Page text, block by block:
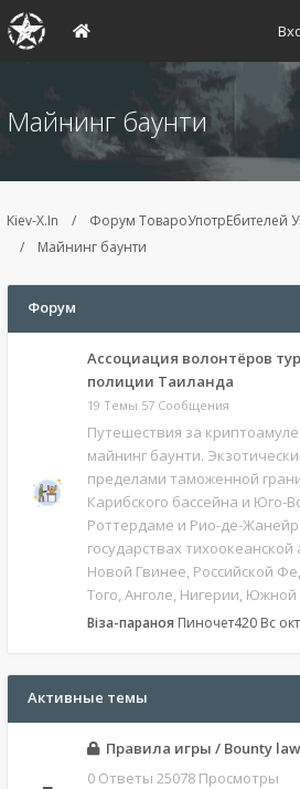
Майнинг баунти
Kiev-X.In
Форум ТовароУпотрЕбителей
Майнинг баунти
Форум
Ассоциация волонтёров
полиции Таиланда
19 Темы 57 Сообщения
Путешествия за
майнинг баунти.
пределами таможенной
Карибского бассейна и Юго-
Роттердаме и Рио-де-
государствах
Новой Гвинее, Российской
Того, Анголе, Нигерии, Южной
Віза-параноя Пиночет420 Вс
Активные темы
Правила игры / Bounty law
0 Ответы 25078 Просмотры